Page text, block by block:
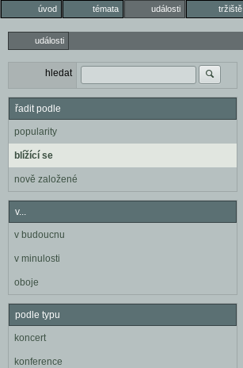
úvod témata události tržiště
události
hledat
řadit podle
popularity
blížící se
nově založené
v...
v budoucnu
v minulosti
oboje
podle typu
koncert
konference